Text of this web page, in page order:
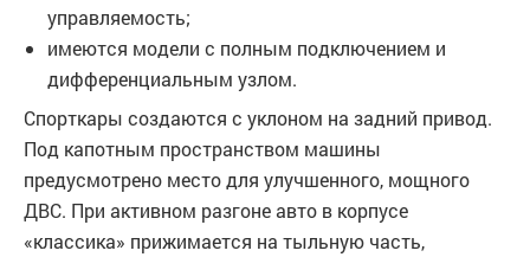
управляемость;
имеются модели с полным подключением и
дифференциальным узлом.
Спорткары создаются с уклоном на задний привод.
Под капотным пространством машины
предусмотрено место для улучшенного, мощного
ДВС. При активном разгоне авто в корпусе
«классика» прижимается на тыльную часть,